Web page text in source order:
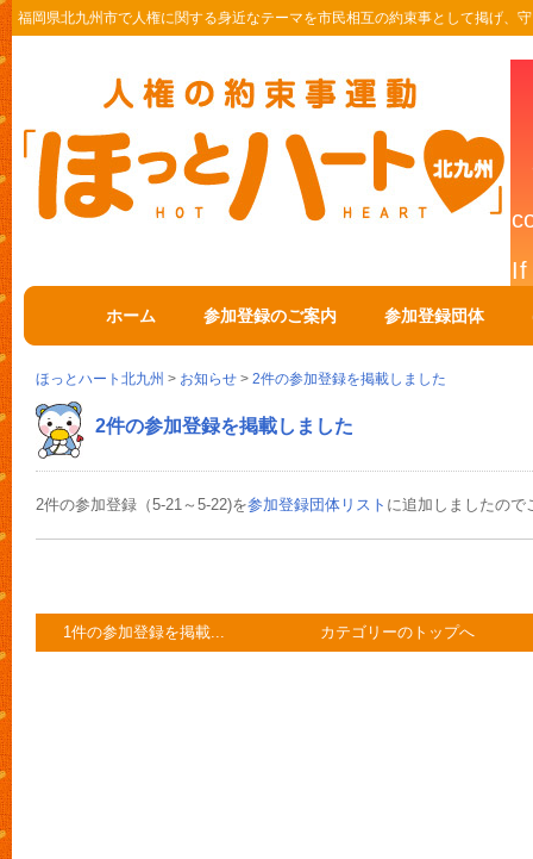
福岡県北九州市で人権に関する身近なテーマを市民相互の約束事として掲げ、
ホーム 参加登録のご案内 参加登録団体
ほっとハート北九州 > お知らせ > 2件の参加登録を掲載しました
2件の参加登録を掲載しました
2件の参加登録（5-21～5-22)を参加登録団体リスト に追加しましたので
1件の参加登録を掲載... カテゴリーのトップへ